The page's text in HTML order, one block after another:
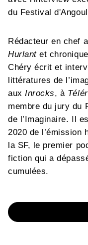
du Festival
Rédacteur en chef
Hurlantet
Chéry écrit et
littératures de
aux Inrocks, à
membre du jury du
de l’Imaginaire. Il
2020 de l’émission
la SF, le premier
fiction qui a
cumulées.